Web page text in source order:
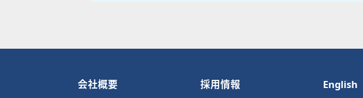
会社概要 採用情報 English